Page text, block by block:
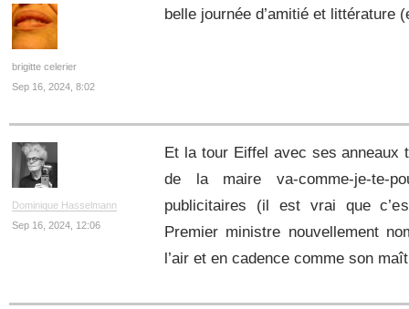
brigitte celerier
Sep 16, 2024, 8:02
belle journée d’amitié et littérature
Dominique Hasselmann
Sep 16, 2024, 12:06
Et la tour Eiffel avec ses anneaux
de la maire va-comme-je-te-
publicitaires (il est vrai que
Premier ministre nouvellement
l’air et en cadence comme son